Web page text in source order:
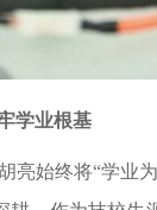
学业根基
亮始终将“学业